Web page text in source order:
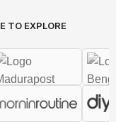
TO EXPLORE